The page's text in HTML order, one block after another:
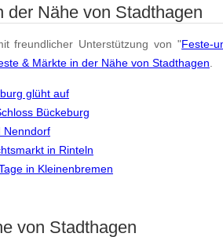
der Nähe von Stadthagen
freundlicher Unterstützung von "Feste-
& Märkte in der Nähe von Stadthagen.
glüht auf
Bückeburg
Nenndorf
in Rinteln
in Kleinenbremen
von Stadthagen